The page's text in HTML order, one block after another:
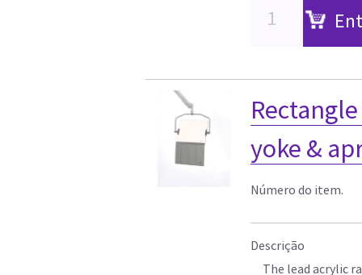
yoke &
Número do item.
Descrição
The lead acrylic